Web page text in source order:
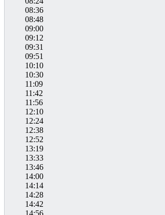
08:36
08:48
09:00
09:12
09:31
09:51
10:10
10:30
11:09
11:42
11:56
12:10
12:24
12:38
12:52
13:19
13:33
13:46
14:00
14:14
14:28
14:42
14:56